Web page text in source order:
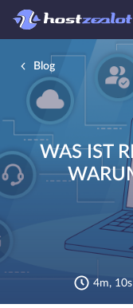
Blog
WAS IST
4m, 10s